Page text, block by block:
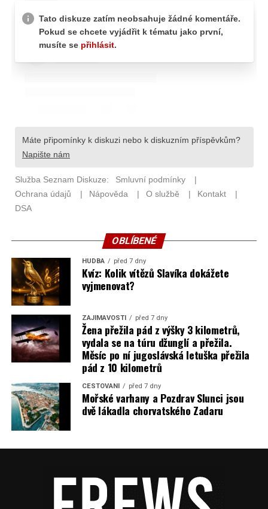
OBLÍBENÉ
HUDBA před 7 dny
Kvíz: Kolik vítězů Slavíka dokážete
vyjmenovat?
ZAJÍMAVOSTI před 7 dny
Žena přežila pád z výšky 3 kilometrů,
vydala se na túru džunglí a přežila.
Měsíc po ní jugoslávská letuška přežila
pád z 10 kilometrů
CESTOVÁNÍ před 7 dny
Mořské varhany a Pozdrav Slunci jsou
dvě lákadla chorvatského Zadaru